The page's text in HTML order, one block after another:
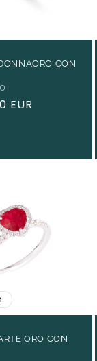
CON
EUR
ORO CON